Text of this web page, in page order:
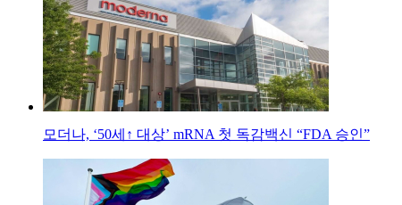
모더나, ‘50세↑ 대상’ mRNA 첫 독감백신 “FDA 승인”